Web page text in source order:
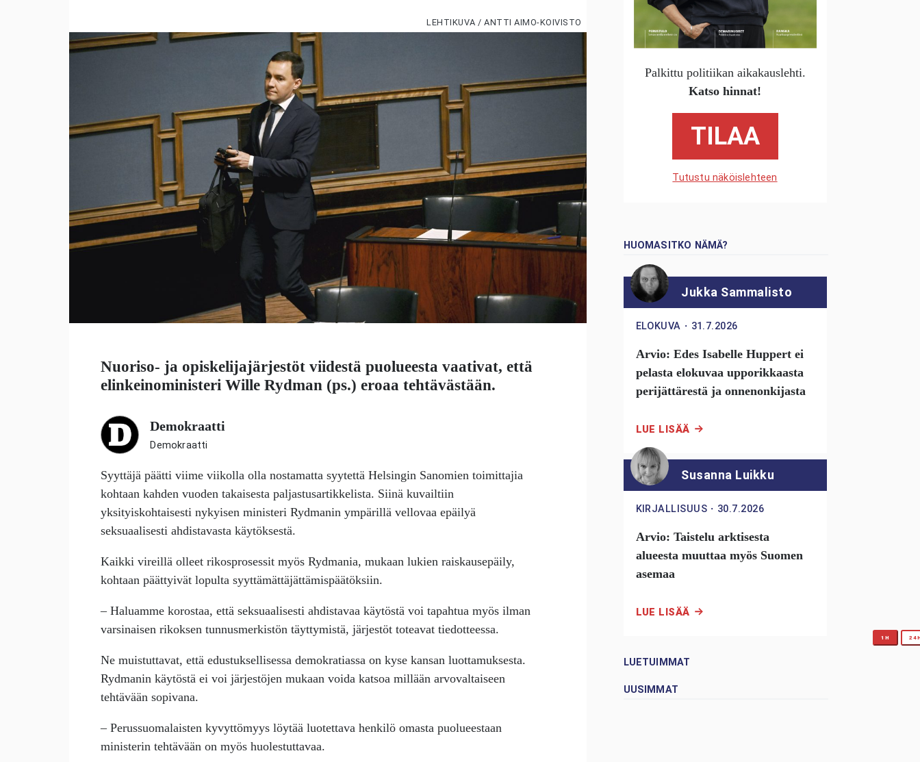
LEHTIKUVA / ANTTI AIMO-KOIVISTO
Nuoriso- ja opiskelijajärjestöt viidestä puolueesta vaativat, että
elinkeinoministeriWille Rydman (ps.) eroaa tehtävästään.
Demokraatti
Demokraatti
Syyttäjä päätti viime viikolla olla nostamatta syytettä Helsingin Sanomien toimittajia
kohtaan kahden vuoden takaisesta paljastusartikkelista. Siinä kuvailtiin
yksityiskohtaisesti nykyisen ministeri Rydmanin ympärillä vellovaa epäilyä
seksuaalisesti ahdistavasta käytöksestä.
Kaikki vireillä olleet rikosprosessit myös Rydmania, mukaan lukien raiskausepäily,
kohtaan päättyivät lopulta syyttämättäjättämispäätöksiin.
– Haluamme korostaa, että seksuaalisesti ahdistavaa käytöstä voi tapahtua myös ilman
varsinaisen rikoksen tunnusmerkistön täyttymistä, järjestöt toteavat tiedotteessa.
Ne muistuttavat, että edustuksellisessa demokratiassa on kyse kansan luottamuksesta.
Rydmanin käytöstä ei voi järjestöjen mukaan voida katsoa millään arvovaltaiseen
tehtävään sopivana.
– Perussuomalaisten kyvyttömyys löytää luotettava henkilö omasta puolueestaan
ministerin tehtävään on myös huolestuttavaa.
Palkittu politiikan aikakauslehti.
Katso hinnat!
TILAA
Tutustu näköislehteen
HUOMASITKO NÄMÄ?
Jukka Sammalisto
ELOKUVA ・ 31.7.2026
Arvio: Edes Isabelle Huppert ei
pelasta elokuvaa upporikkaasta
perijättärestä ja onnenonkijasta
LUE LISÄÄ
Susanna Luikku
KIRJALLISUUS ・ 30.7.2026
Arvio: Taistelu arktisesta
alueesta muuttaa myös Suomen
asemaa
LUE LISÄÄ
LUETUIMMAT
1H
UUSIMMAT